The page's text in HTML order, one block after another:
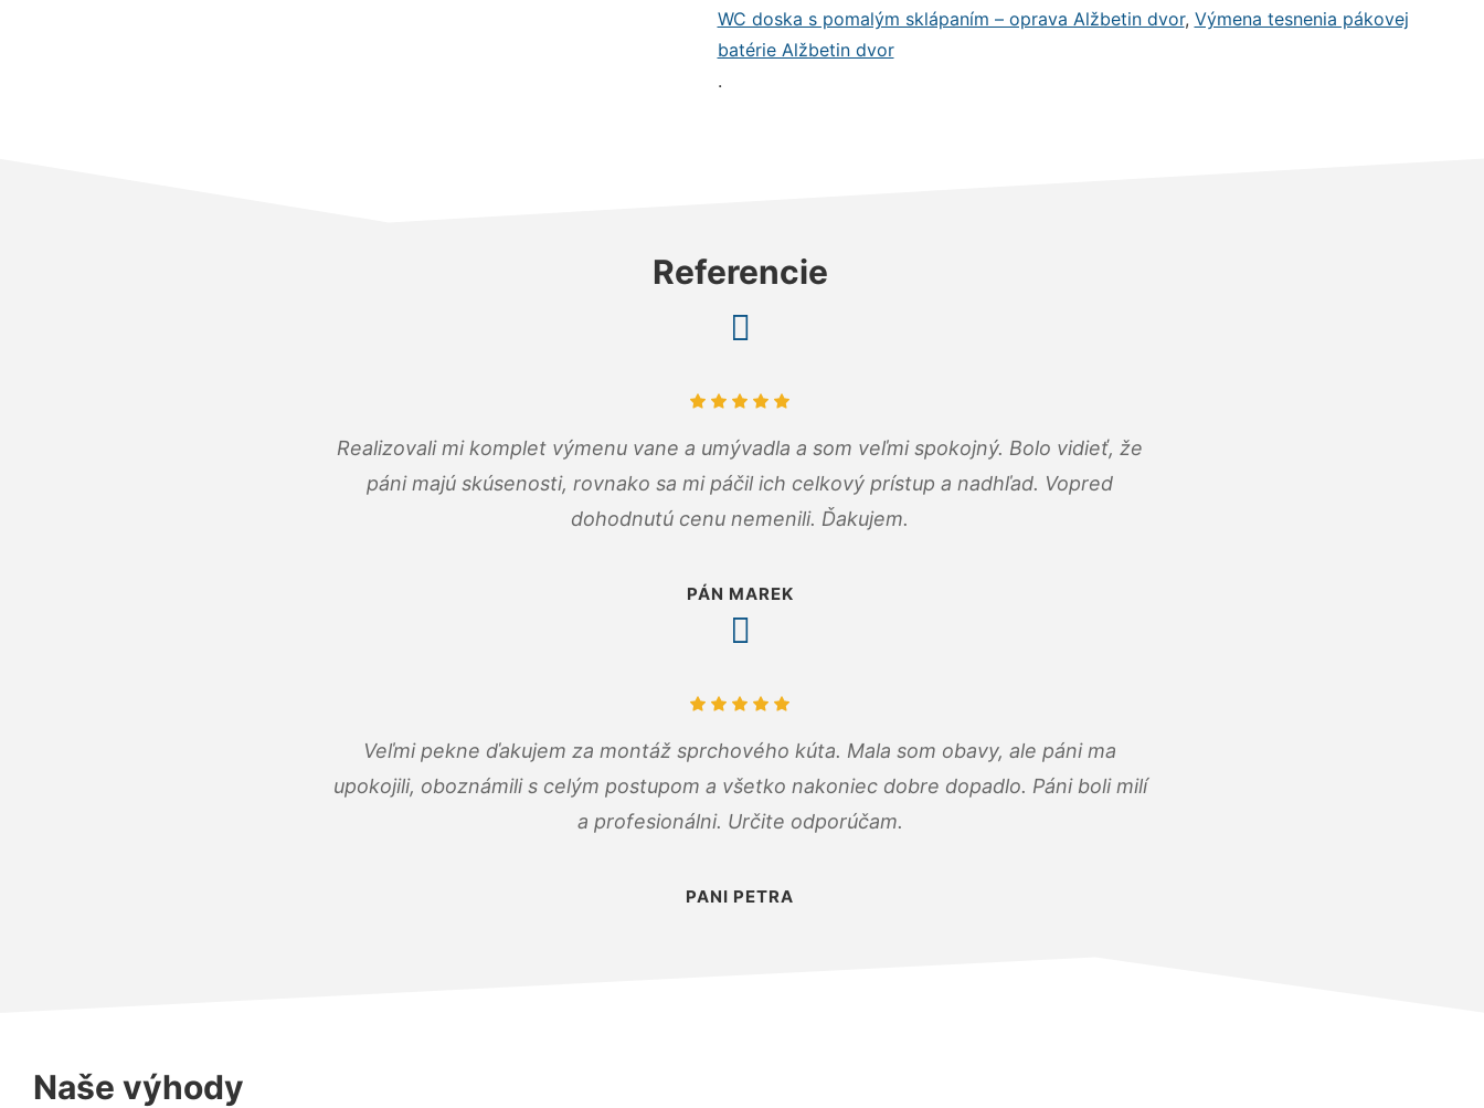
WC doska s pomalým sklápaním – oprava Alžbetin dvor, Výmena tesnenia pákovej
batérie Alžbetin dvor
.
Referencie
Realizovali mi komplet výmenu vane a umývadla a som veľmi spokojný. Bolo vidieť, že
páni majú skúsenosti, rovnako sa mi páčil ich celkový prístup a nadhľad. Vopred
dohodnutú cenu nemenili. Ďakujem.
PÁN MAREK
Veľmi pekne ďakujem za montáž sprchového kúta. Mala som obavy, ale páni ma
upokojili, oboznámili s celým postupom a všetko nakoniec dobre dopadlo. Páni boli milí
a profesionálni. Určite odporúčam.
PANI PETRA
Naše výhody